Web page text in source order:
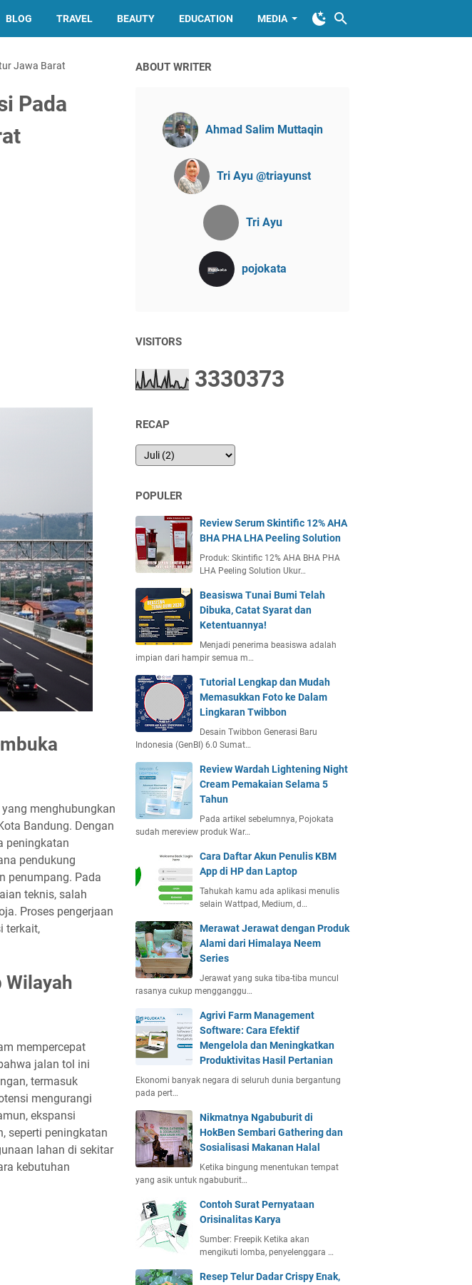
BLOG TRAVEL BEAUTY EDUCATION MEDIA
Jawa Barat
Pada
menghubungkan
Bandung. Dengan
peningkatan
pendukung
penumpang. Pada
teknis, salah
Proses pengerjaan
terkait,
Wilayah
mempercepat
jalan tol ini
termasuk
mengurangi
ekspansi
seperti peningkatan
lahan di sekitar
kebutuhan
ABOUT WRITER
Ahmad Salim Muttaqin
Tri Ayu @triayunst
Tri Ayu
pojokata
VISITORS
3330373
RECAP
POPULER
Review Serum Skintific 12% AHA
BHA PHA LHA Peeling Solution
Produk: Skintific 12% AHA BHA PHA
LHA Peeling Solution Ukur…
Beasiswa Tunai Bumi Telah
Dibuka, Catat Syarat dan
Ketentuannya!
Menjadi penerima beasiswa adalah
impian dari hampir semua m…
Tutorial Lengkap dan Mudah
Memasukkan Foto ke Dalam
Lingkaran Twibbon
Desain Twibbon Generasi Baru
Indonesia (GenBI) 6.0 Sumat…
Review Wardah Lightening Night
Cream Pemakaian Selama 5
Tahun
Pada artikel sebelumnya, Pojokata
sudah mereview produk War…
Cara Daftar Akun Penulis KBM
App di HP dan Laptop
Tahukah kamu ada aplikasi menulis
selain Wattpad, Medium, d…
Merawat Jerawat dengan Produk
Alami dari Himalaya Neem
Series
Jerawat yang suka tiba-tiba muncul
rasanya cukup mengganggu…
Agrivi Farm Management
Software: Cara Efektif
Mengelola dan Meningkatkan
Produktivitas Hasil Pertanian
Ekonomi banyak negara di seluruh dunia bergantung
pada pert…
Nikmatnya Ngabuburit di
HokBen Sembari Gathering dan
Sosialisasi Makanan Halal
Ketika bingung menentukan tempat
yang asik untuk ngabuburit…
Contoh Surat Pernyataan
Orisinalitas Karya
Sumber: Freepik Ketika akan
mengikuti lomba, penyelenggara …
Resep Telur Dadar Crispy Enak,